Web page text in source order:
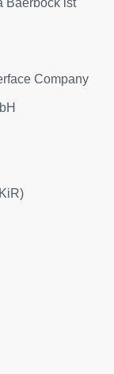
Baerbock ist
Company